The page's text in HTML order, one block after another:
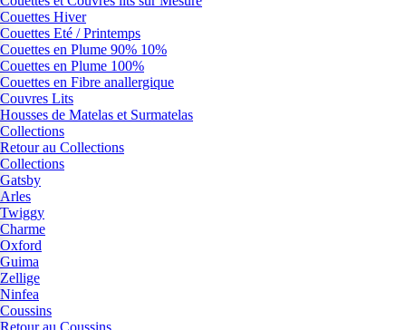
Couettes Hiver
Couettes Eté / Printemps
Couettes en Plume 90% 10%
Couettes en Plume 100%
Couettes en Fibre anallergique
Couvres Lits
Housses de Matelas et Surmatelas
Collections
Retour au Collections
Collections
Gatsby
Arles
Twiggy
Charme
Oxford
Guima
Zellige
Ninfea
Coussins